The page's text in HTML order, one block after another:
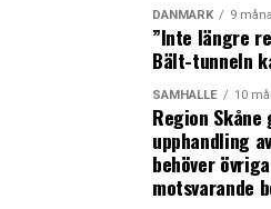
i landanläggningarna för
Öresundsbron som
Konsortiet tagit fram med
ägarbolaget Svedab och
Öresundsbron som betalar.
Nya besked gavs även om
Göteborg-Borås under
DANMARK 9
”Inte längre
Bält-tunneln
SAMHÄLLE 10
Region
upphandling
behöver
motsvarande